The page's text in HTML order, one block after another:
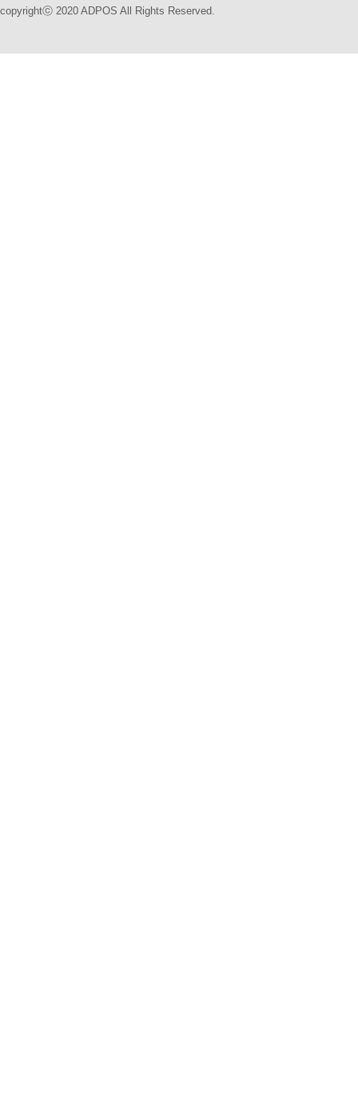
copyrightⓒ 2020 ADPOS All Rights Reserved.